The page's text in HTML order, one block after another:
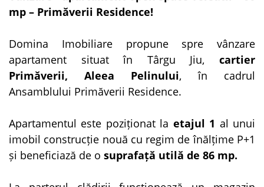
mp – Primăverii Residence!
Domina Imobiliare propune spre vânzare
apartament situat în Târgu Jiu, cartier
Primăverii, Aleea Pelinului, în cadrul
Ansamblului Primăverii Residence.
Apartamentul este poziționat la etajul 1 al unui
imobil construcție nouă cu regim de înălțime P+1
și beneficiază de o suprafață utilă de 86 mp.